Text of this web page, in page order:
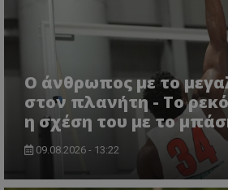
Ο άνθρωπος με το
στον πλανήτη - Το
η σχέση του με το
09.08.2026 - 13:22